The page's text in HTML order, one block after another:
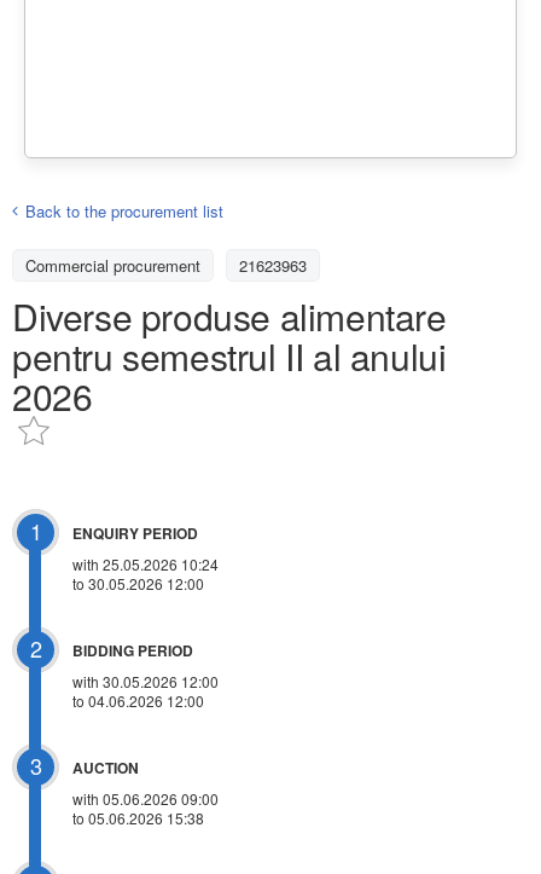
Back to the procurement list
Commercial procurement 21623963
Diverse produse alimentare
pentru semestrul II al anului
2026
1 ENQUIRY PERIOD
with 25.05.2026 10:24
to 30.05.2026 12:00
2 BIDDING PERIOD
with 30.05.2026 12:00
to 04.06.2026 12:00
3 AUCTION
with 05.06.2026 09:00
to 05.06.2026 15:38